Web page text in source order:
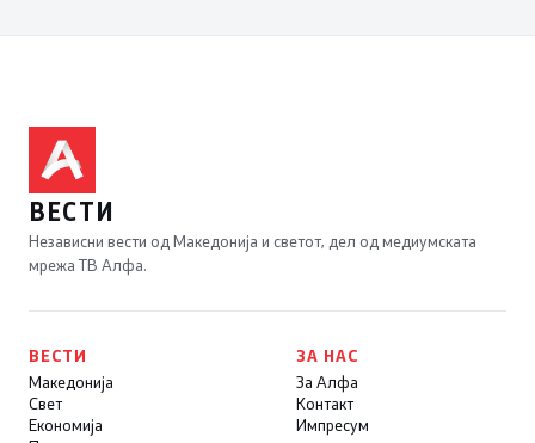
ВЕСТИ
Независни вести од Македонија и светот, дел од медиумската
мрежа ТВ Алфа.
ВЕСТИ
Македонија
Свет
Економија
ЗА НАС
За Алфа
Контакт
Импресум